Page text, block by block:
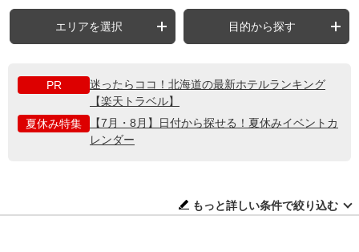
エリアを選択 目的から探す
PR
迷ったらココ！北海道の最新ホテルランキング
【楽天トラベル】
夏休み特集
【7月・8月】日付から探せる！夏休みイベントカ
レンダー
もっと詳しい条件で絞り込む